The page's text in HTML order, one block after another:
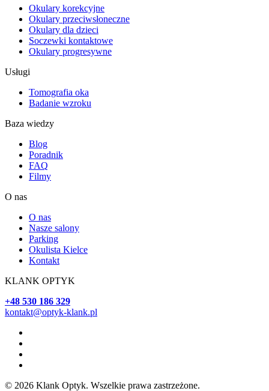
Okulary korekcyjne
Okulary przeciwsłoneczne
Okulary dla dzieci
Soczewki kontaktowe
Okulary progresywne
Usługi
Tomografia oka
Badanie wzroku
Baza wiedzy
Blog
Poradnik
FAQ
Filmy
O nas
O nas
Nasze salony
Parking
Okulista Kielce
Kontakt
KLANK OPTYK
+48 530 186 329
kontakt@optyk-klank.pl
© 2026 Klank Optyk. Wszelkie prawa zastrzeżone.